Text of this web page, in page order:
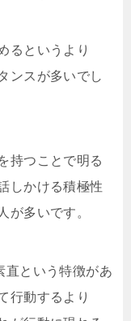
るというより
ンスが多いでし
持つことで明る
しかける積極性
が多いです。
直という特徴があ
行動するより